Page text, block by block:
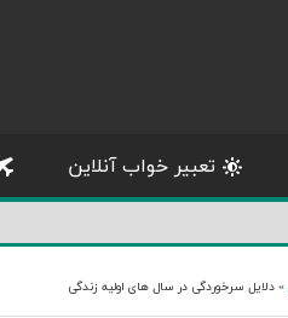
تعبیر خواب آنلاین
»دلایل سرخوردگی در سال های اولیه زندگی